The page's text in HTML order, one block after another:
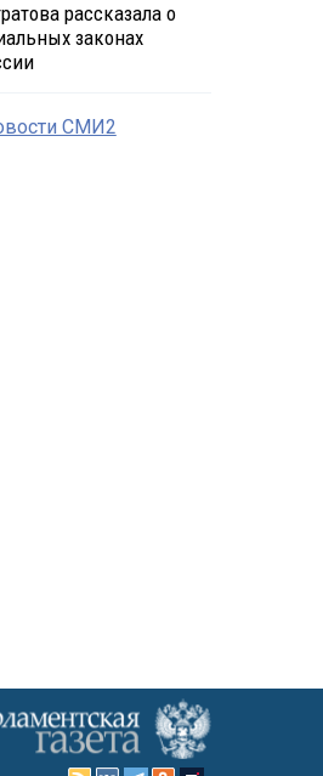
рассказала о
законах
СМИ2